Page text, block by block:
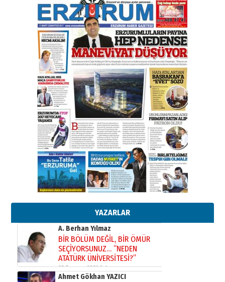
YAZARLAR
Esat BİNDESEN
Başkan Sekmen’den Erzurum’a
bir vizyon proje daha!
02 Ağustos 2026 Pazar
Kadir SABUNCUOĞLU
Erzurumspor’un köşe taşları
29 Haziran 2026 Pazartesi
Kenan GÜLERCİ
Murat Şahsuvaroğlu ERKON’da
çıtayı yukarı taşırken,
yönetimdekiler aşağı
çekmemeli!
17 Şubat 2026 SalıOrhan BOZKURT
Bir fotoğraf, bir şehir, bir
gazeteci… Dizginler kimin
A. Berhan Yılmaz
BİR BÖLÜM DEĞİL, BİR ÖMÜR
SEÇİYORSUNUZ… “NEDEN
ATATÜRK ÜNİVERSİTESİ?”
28 Temmuz 2026 Salı
Ahmet Gökhan YAZICI